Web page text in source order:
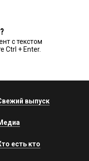
с текстом
Ctrl + Enter.
выпуск
есть кто